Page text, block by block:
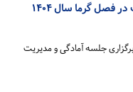
جلسه کمیته بحران حوزه آبریز و همچنین مدیریت مصرف در فصل گرما سال ۱۴۰۴
جلسه آمادگی و مدیریت
خانه‌ها در گرمای تابستان